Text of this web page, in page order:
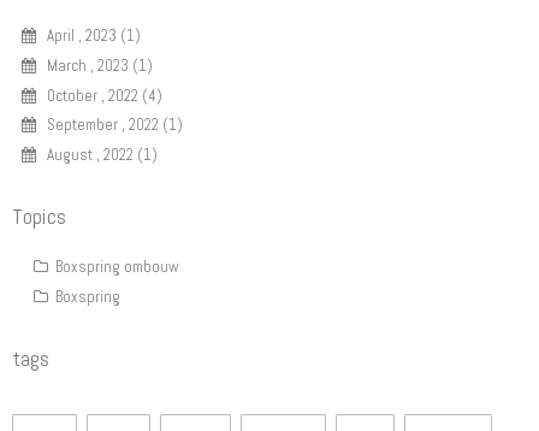
April , 2023 (1)
March , 2023 (1)
October , 2022 (4)
September , 2022 (1)
August , 2022 (1)
Topics
Boxspring ombouw
Boxspring
tags